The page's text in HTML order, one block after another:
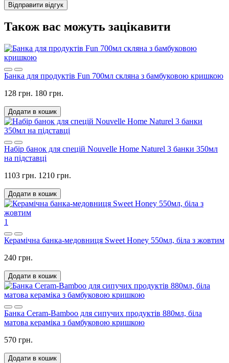
Відправити відгук
Також вас можуть зацікавити
Банка для продуктів Fun 700мл скляна з бамбуковою кришкою
128 грн. 180 грн.
Додати в кошик
Набір банок для спецій Nouvelle Home Naturel 3 банки 350мл
на підставці
1103 грн. 1210 грн.
Додати в кошик
1
Керамічна банка-медовниця Sweet Honey 550мл, біла з жовтим
240 грн.
Додати в кошик
Банка Ceram-Bamboo для сипучих продуктів 880мл, біла
матова кераміка з бамбуковою кришкою
570 грн.
Додати в кошик